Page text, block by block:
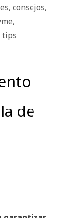
, consejos,
,
tips
de